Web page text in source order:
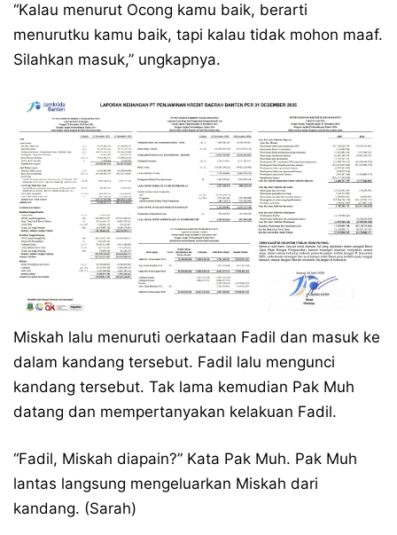
“Kalau menurut Ocong kamu baik, berarti
menurutku kamu baik, tapi kalau tidak mohon maaf.
Silahkan masuk,” ungkapnya.
Miskah lalu menuruti oerkataan Fadil dan masuk ke
dalam kandang tersebut. Fadil lalu mengunci
kandang tersebut. Tak lama kemudian Pak Muh
datang dan mempertanyakan kelakuan Fadil.
“Fadil, Miskah diapain?” Kata Pak Muh. Pak Muh
lantas langsung mengeluarkan Miskah dari
kandang. (Sarah)